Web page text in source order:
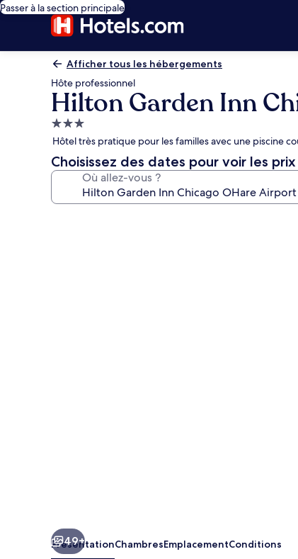
Passer à la section principale
Afficher tous les hébergements
Hôte professionnel
Hilton Garden Inn
Hébergement
3.0 étoiles
Hôtel très pratique pour les familles avec une piscine
Choisissez des dates pour voir les prix
Où allez-vous ?
49+
PrésentationChambresEmplacementConditions